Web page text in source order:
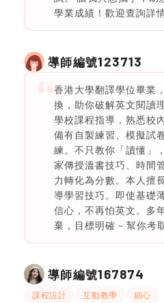
學業成績！歡迎查詢詳
導師編號123713
香港大學翻譯學位畢業
換，助你破解英文閱讀
學校課程指導，熟悉校
備有自製練習、模擬試
練。不只教你「讀懂」
家傳授溫書技巧、時間
力轉化為分數。本人擅
導學習技巧。即使基礎
信心，不再怕英文。多
棄，目標明確 ~ 幫你考
導師編號167874
課程設計 互動教學 細心